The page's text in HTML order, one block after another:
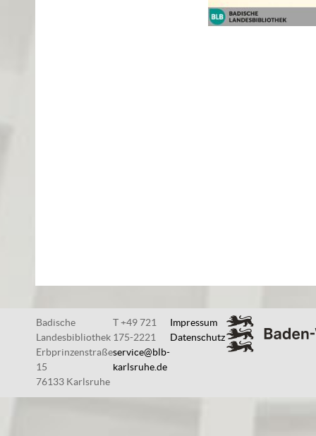
Badische
Landesbibliothek
Erbprinzenstraße
15
76133 Karlsruhe
T +49 721
175-2221
service@blb-
karlsruhe.de
Impressum
Datenschutz